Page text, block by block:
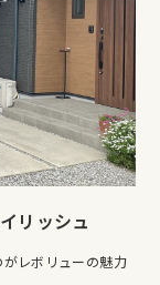
リッシュ
レボリューの魅力